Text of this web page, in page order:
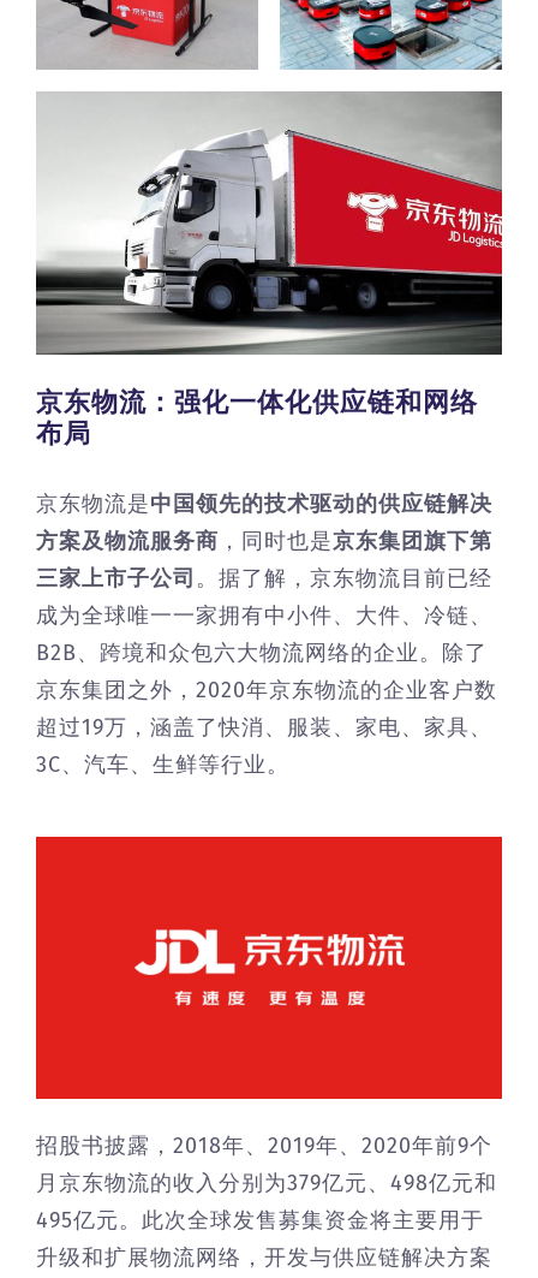
京东物流：强化一体化供应链和网络
布局
京东物流是中国领先的技术驱动的供应链解决
方案及物流服务商 ，同时也是京东集团旗下第
三家上市子公司 。据了解，京东物流目前已经
成为全球唯一一家拥有中小件、大件、冷链、
B2B、跨境和众包六大物流网络的企业。除了
京东集团之外，2020年京东物流的企业客户数
超过19万，涵盖了快消、服装、家电、家具、
3C、汽车、生鲜等行业。
招股书披露，2018年、2019年、2020年前9个
月京东物流的收入分别为379亿元、498亿元和
495亿元。此次全球发售募集资金将主要用于
升级和扩展物流网络，开发与供应链解决方案